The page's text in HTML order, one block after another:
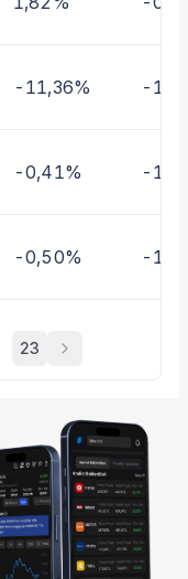
-11,36% -
-0,41% -
-0,50% -
23